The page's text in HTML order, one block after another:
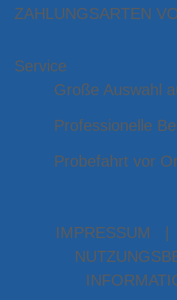
ZAHLUNGSARTEN
Service
Große Auswahl
Professionelle
Probefahrt vor
IMPRESSUM